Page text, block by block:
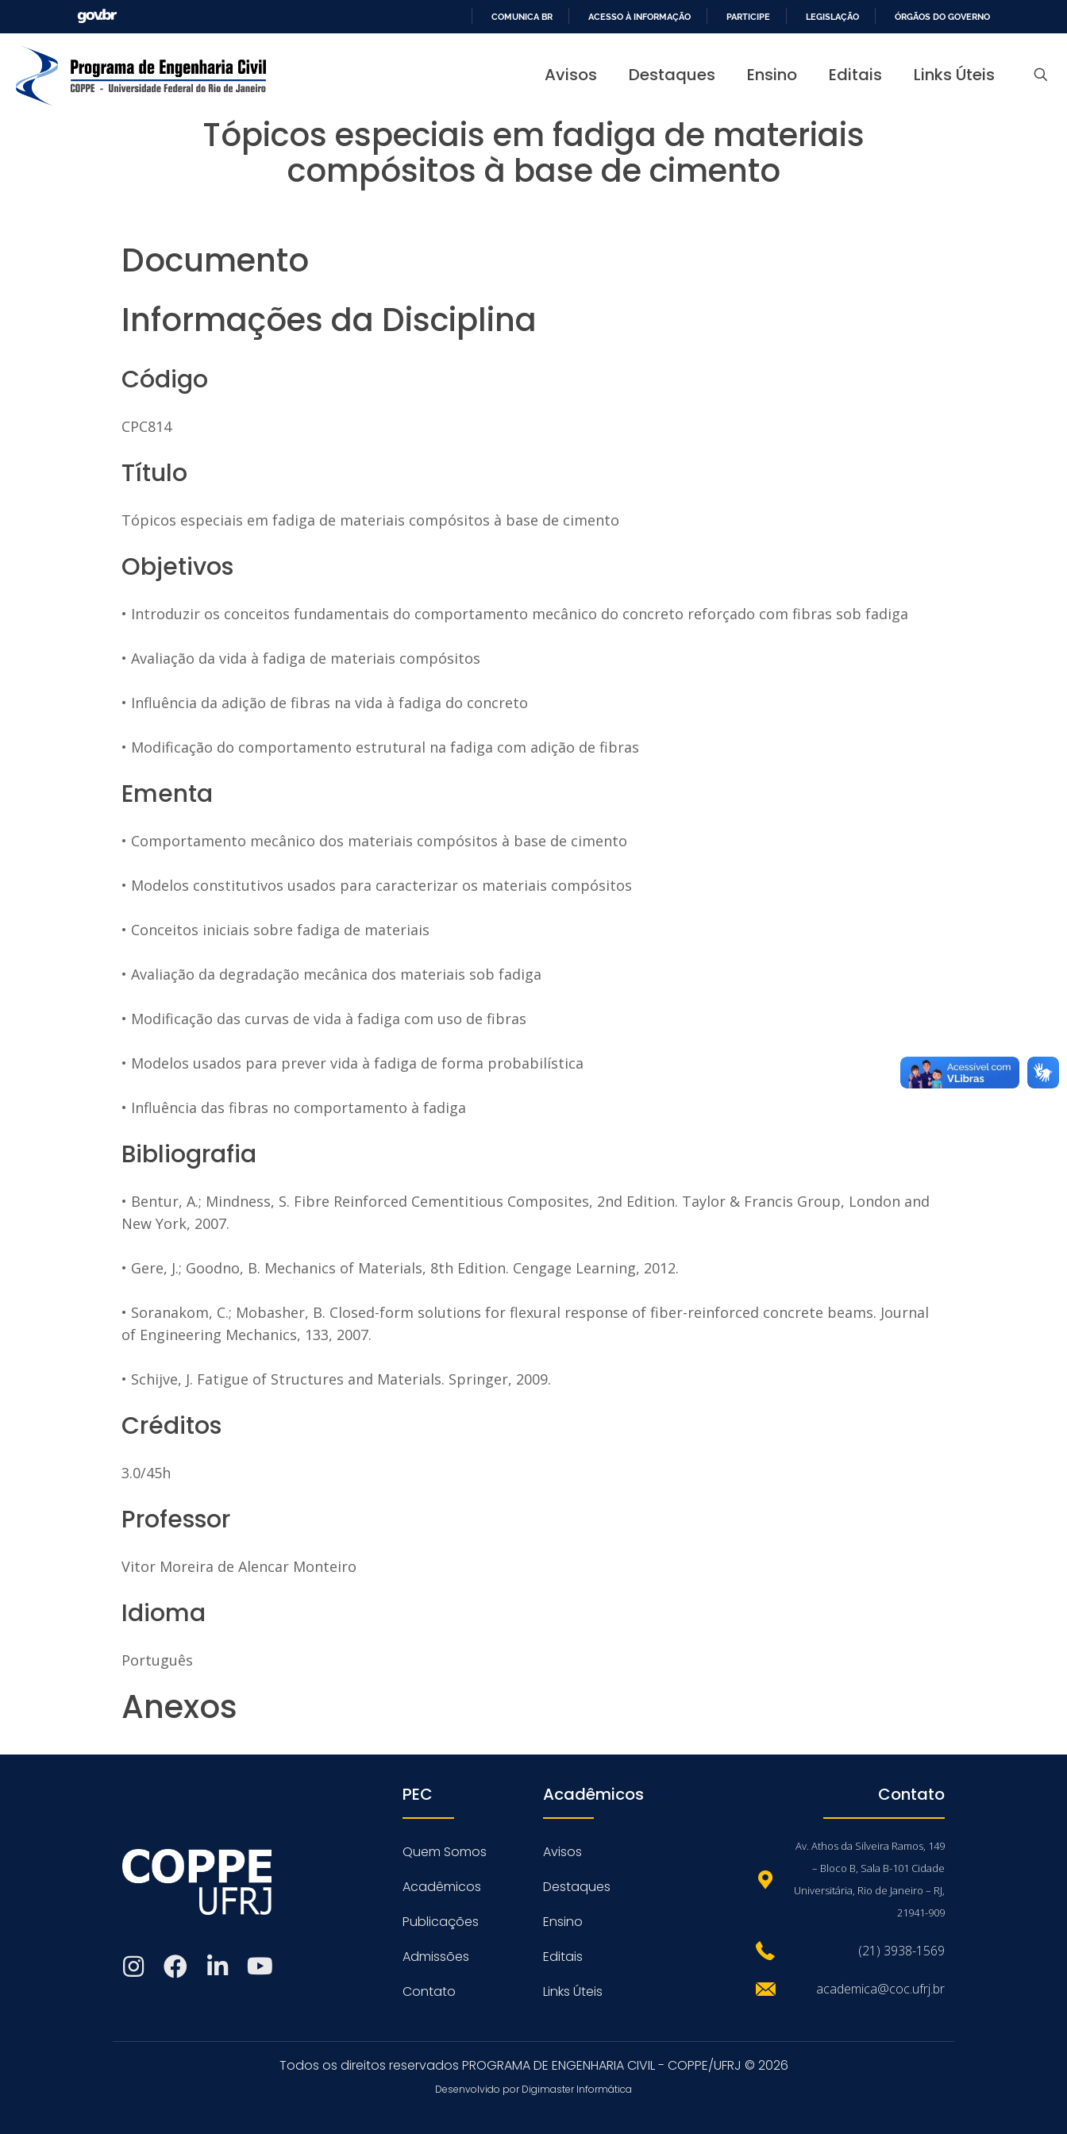
PARA
COMUNICA BR ACESSO À INFORMAÇÃO PARTICIPE LEGISLAÇÃO ÓRGÃOS DO GOVERNO
Avisos Destaques Ensino Editais Links Úteis
Tópicos especiais em fadiga de materiais
compósitos à base de cimento
Documento
Informações da Disciplina
Código
CPC814
Título
Tópicos especiais em fadiga de materiais compósitos à base de cimento
Objetivos
• Introduzir os conceitos fundamentais do comportamento mecânico do concreto reforçado com fibras sob fadiga
• Avaliação da vida à fadiga de materiais compósitos
• Influência da adição de fibras na vida à fadiga do concreto
• Modificação do comportamento estrutural na fadiga com adição de fibras
Ementa
• Comportamento mecânico dos materiais compósitos à base de cimento
• Modelos constitutivos usados para caracterizar os materiais compósitos
• Conceitos iniciais sobre fadiga de materiais
• Avaliação da degradação mecânica dos materiais sob fadiga
• Modificação das curvas de vida à fadiga com uso de fibras
• Modelos usados para prever vida à fadiga de forma probabilística
• Influência das fibras no comportamento à fadiga
Bibliografia
• Bentur, A.; Mindness, S. Fibre Reinforced Cementitious Composites, 2nd Edition. Taylor & Francis Group, London and
New York, 2007.
• Gere, J.; Goodno, B. Mechanics of Materials, 8th Edition. Cengage Learning, 2012.
• Soranakom, C.; Mobasher, B. Closed-form solutions for flexural response of fiber-reinforced concrete beams. Journal
of Engineering Mechanics, 133, 2007.
• Schijve, J. Fatigue of Structures and Materials. Springer, 2009.
Créditos
3.0/45h
Professor
Vitor Moreira de Alencar Monteiro
Idioma
Português
Anexos
PEC
Quem Somos
Acadêmicos
Publicações
Admissões
Contato
Acadêmicos
Avisos
Destaques
Ensino
Editais
Links Úteis
Contato
Av. Athos da Silveira Ramos, 149
– Bloco B, Sala B-101 Cidade
Universitária, Rio de Janeiro – RJ,
21941-909
(21) 3938-1569
academica@coc.ufrj.br
Todos os direitos reservados PROGRAMA DE ENGENHARIA CIVIL - COPPE/UFRJ © 2026
Desenvolvido por Digimaster Informática